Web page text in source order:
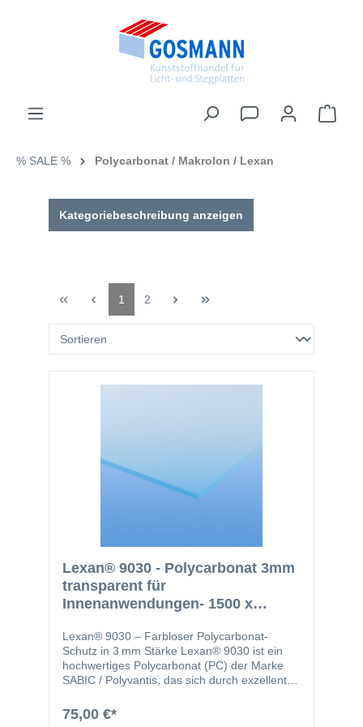
% SALE % Polycarbonat / Makrolon / Lexan
Kategoriebeschreibung anzeigen
1 2
Lexan® 9030 - Polycarbonat 3mm
transparent für
Innenanwendungen- 1500 x
Lexan® 9030 – Farbloser Polycarbonat-
Schutz in 3 mm Stärke Lexan® 9030 ist ein
hochwertiges Polycarbonat (PC) der Marke
SABIC / Polyvantis, das sich durch exzellente
herausragende Formstabilität auszeichnet.
Die 3 mm starke, farblose Platte bietet
75,00 €*